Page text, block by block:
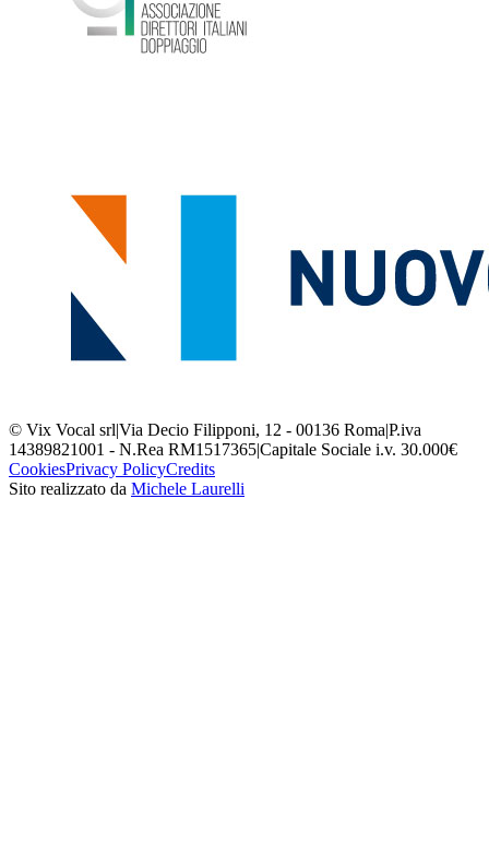
© Vix Vocal srl|Via Decio Filipponi, 12 - 00136 Roma|P.iva
14389821001 - N.Rea RM1517365|Capitale Sociale i.v. 30.000€
CookiesPrivacy PolicyCredits
Sito realizzato da Michele Laurelli